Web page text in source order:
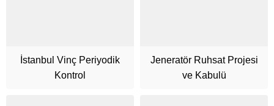
İstanbul Vinç Periyodik
Kontrol
Jeneratör Ruhsat Projesi
ve Kabulü